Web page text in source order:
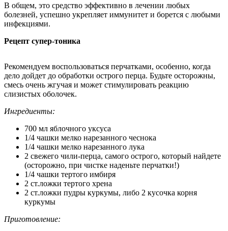
В общем, это средство эффективно в лечении любых
болезней, успешно укрепляет иммунитет и борется с любыми
инфекциями.
Рецепт супер-тоника
Рекомендуем воспользоваться перчатками, особенно, когда
дело дойдет до обработки острого перца. Будьте осторожны,
смесь очень жгучая и может стимулировать реакцию
слизистых оболочек.
Ингредиенты:
700 мл яблочного уксуса
1/4 чашки мелко нарезанного чеснока
1/4 чашки мелко нарезанного лука
2 свежего чили-перца, самого острого, который найдете
(осторожно, при чистке наденьте перчатки!)
1/4 чашки тертого имбиря
2 ст.ложки тертого хрена
2 ст.ложки пудры куркумы, либо 2 кусочка корня
куркумы
Приготовление: